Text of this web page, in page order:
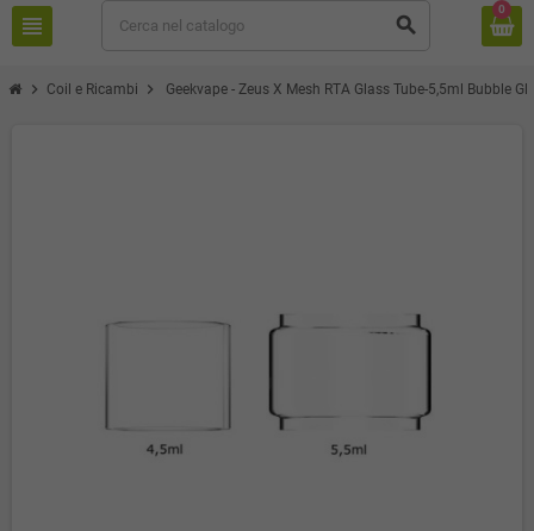
view_headline search
0
chevron_right Coil e Ricambi chevron_right Geekvape - Zeus X Mesh RTA Glass Tube-5,5ml Bubble